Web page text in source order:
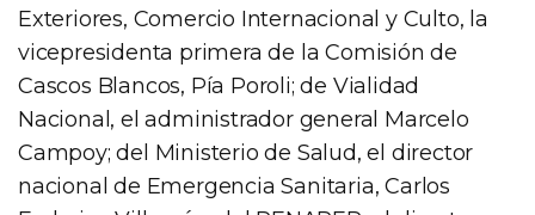
Exteriores, Comercio Internacional y Culto, la
vicepresidenta primera de la Comisión de
Cascos Blancos, Pía Poroli; de Vialidad
Nacional, el administrador general Marcelo
Campoy; del Ministerio de Salud, el director
nacional de Emergencia Sanitaria, Carlos